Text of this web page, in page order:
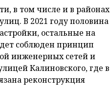
в том числе и в районах
В 2021 году половина
остальные на
соблюден принцип
инженерных сетей и
Калиновского, где в
реконструкция